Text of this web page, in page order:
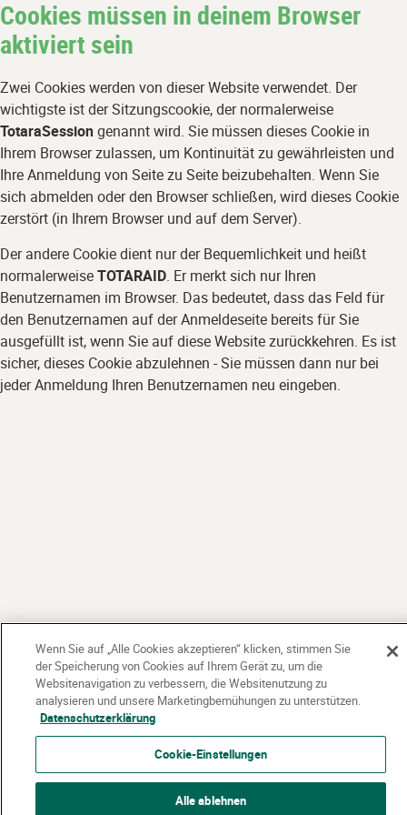
Zum
Hauptinhalt
wechseln
Cookies müssen in deinem Browser
aktiviert sein
Zwei Cookies werden von dieser Website verwendet. Der
wichtigste ist der Sitzungscookie, der normalerweise
TotaraSessiongenannt wird. Sie müssen dieses Cookie in
Ihrem Browser zulassen, um Kontinuität zu gewährleisten und
Ihre Anmeldung von Seite zu Seite beizubehalten. Wenn Sie
sich abmelden oder den Browser schließen, wird dieses Cookie
zerstört (in Ihrem Browser und auf dem Server).
Der andere Cookie dient nur der Bequemlichkeit und heißt
normalerweiseTOTARAID. Er merkt sich nur Ihren
Benutzernamen im Browser. Das bedeutet, dass das Feld für
den Benutzernamen auf der Anmeldeseite bereits für Sie
ausgefüllt ist, wenn Sie auf diese Website zurückkehren. Es ist
sicher, dieses Cookie abzulehnen - Sie müssen dann nur bei
jeder Anmeldung Ihren Benutzernamen neu eingeben.
Wenn Sie auf „Alle Cookies akzeptieren“ klicken, stimmen Sie
der Speicherung von Cookies auf Ihrem Gerät zu, um die
Websitenavigation zu verbessern, die Websitenutzung zu
analysieren und unsere Marketingbemühungen zu unterstützen.
Datenschutzerklärung
Cookie-Einstellungen
Alle ablehnen